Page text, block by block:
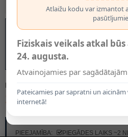
MODELIS:
10.85€
PIEEJAMĪBA:
PIEGĀDES LAIKS ~2
Atlaižu kodu var izmantot
Fiziskais veikals atkal
24. augusta.
Atvainojamies par
Pateicamies par sapratni un
internetā!